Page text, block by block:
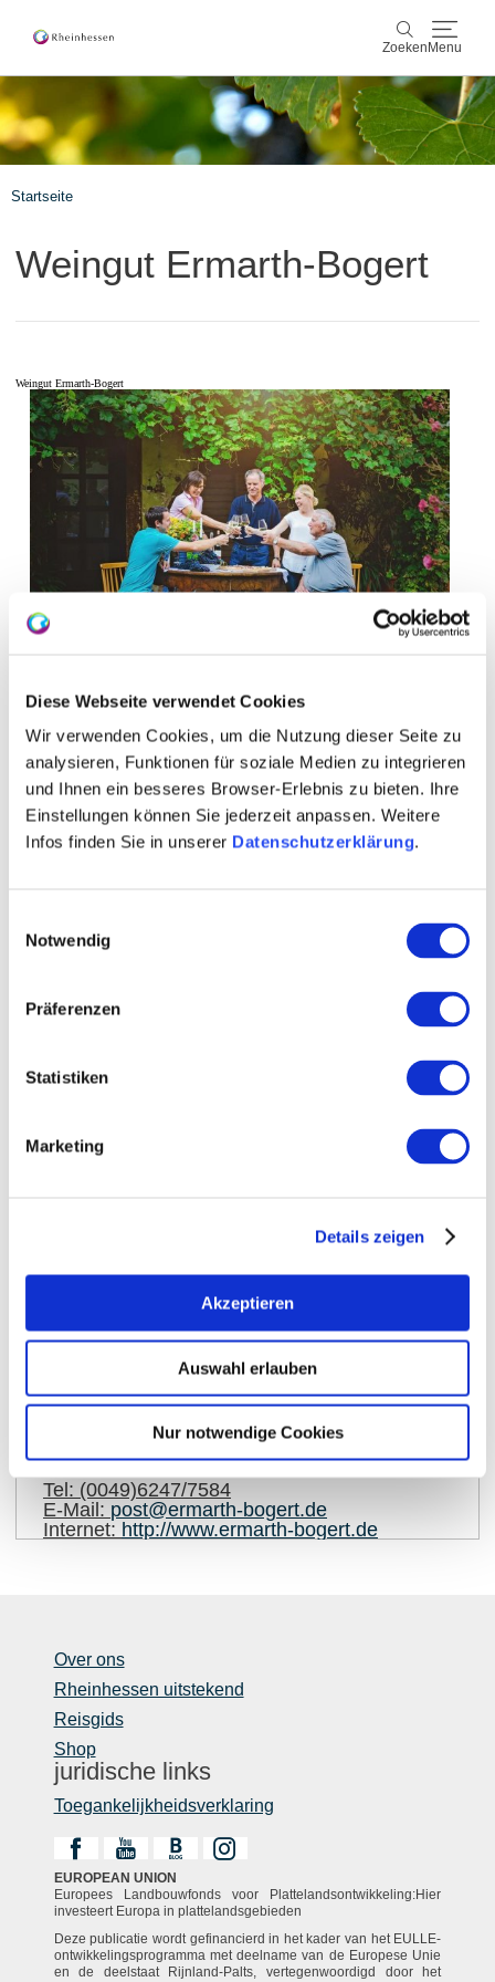
Diese Webseite verwendet Cookies
Wir verwenden Cookies, um die Nutzung dieser Seite zu
analysieren, Funktionen für soziale Medien zu integrieren
und Ihnen ein besseres Browser-Erlebnis zu bieten. Ihre
Einstellungen können Sie jederzeit anpassen. Weitere
Infos finden Sie in unserer Datenschutzerklärung.
Notwendig
Präferenzen
Statistiken
Marketing
Details zeigen
Akzeptieren
Auswahl erlauben
Nur notwendige Cookies
Zoeken Menu
Zoeken
wijn & gastronomie
Rheinhessen-Blog kaart
Startseite
Weingut Ermarth-Bogert
Weingut Ermarth-Bogert
Contact Meer info & Downloads
Contactgegevens:
Weingut Ermarth-Bogert
Wooggasse 10
67591 Mörstadt
Tel: (0049)6247/7584
E-Mail: post@ermarth-bogert.de
Internet: http://www.ermarth-bogert.de
Over ons
Rheinhessen uitstekend
Reisgids
Shop
juridische links
Toegankelijkheidsverklaring
EUROPEAN UNION
Europees Landbouwfonds voor Plattelandsontwikkeling:Hier
investeert Europa in plattelandsgebieden
Deze publicatie wordt gefinancierd in het kader van het EULLE-
ontwikkelingsprogramma met deelname van de Europese Unie
en de deelstaat Rijnland-Palts, vertegenwoordigd door het